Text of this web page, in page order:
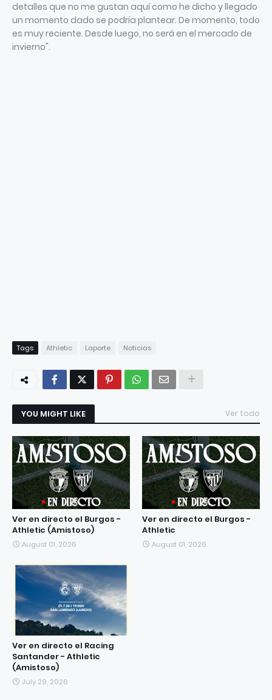
detalles que no me gustan aquí como he dicho y llegado
un momento dado se podría plantear. De momento, todo
es muy reciente. Desde luego, no será en el mercado de
invierno".
Tags Athletic Laporte Noticias
YOU MIGHT LIKE Ver todo
Ver en directo el Burgos -
Athletic (Amistoso)
August 01, 2026
Ver en directo el Burgos -
Athletic
August 01, 2026
Ver en directo el Racing
Santander - Athletic
(Amistoso)
July 29, 2026